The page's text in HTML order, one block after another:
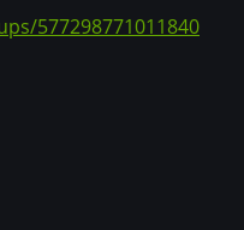
577298771011840